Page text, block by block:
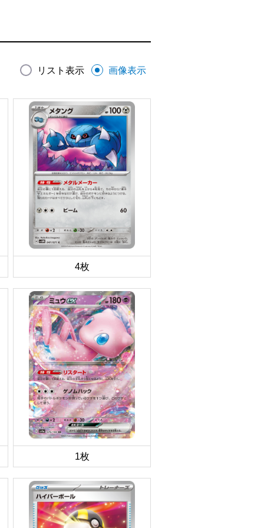
リスト表示 画像表示
4枚
1枚